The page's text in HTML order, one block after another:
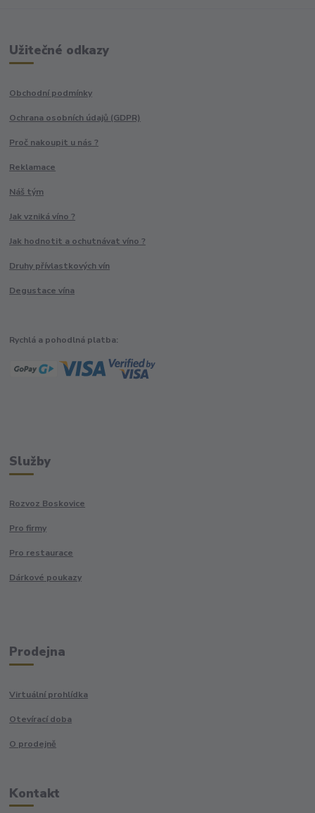
Užitečné odkazy
Obchodní podmínky
Ochrana osobních údajů (GDPR)
Proč nakoupit u nás ?
Reklamace
Náš tým
Jak vzniká víno ?
Jak hodnotit a ochutnávat víno ?
Druhy přívlastkových vín
Degustace vína
Rychlá a pohodlná platba:
Služby
Rozvoz Boskovice
Pro firmy
Pro restaurace
Dárkové poukazy
Prodejna
Virtuální prohlídka
Otevírací doba
O prodejně
Kontakt